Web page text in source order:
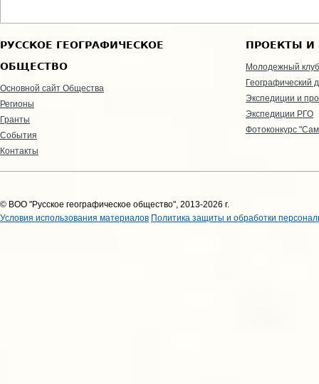
РУССКОЕ ГЕОГРАФИЧЕСКОЕ
ОБЩЕСТВО
Основной сайт Общества
Регионы
Гранты
События
Контакты
ПРОЕКТЫ И
Молодежный клуб
Географический
Экспедиции и
Экспедиции РГО
Фотоконкурс
© ВОО "Русское географическое общество", 2013-2026 г.
Условия использования материалов Политика защиты и обработки